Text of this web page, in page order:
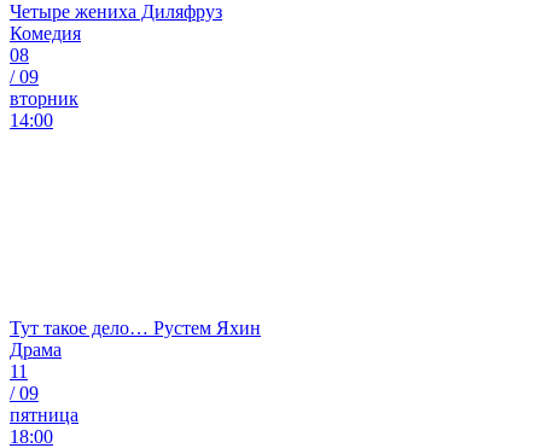
Четыре жениха Диляфруз
Комедия
08
/09
вторник
14:00
Тут такое дело… Рустем Яхин
Драма
11
/09
пятница
18:00